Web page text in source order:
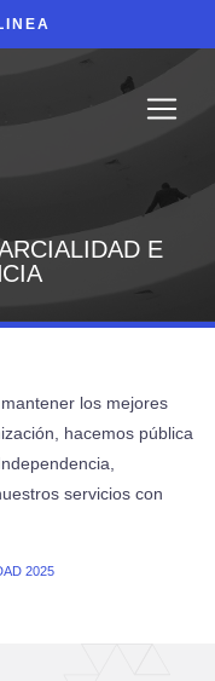
E
los mejores
hacemos pública
servicios con
2025